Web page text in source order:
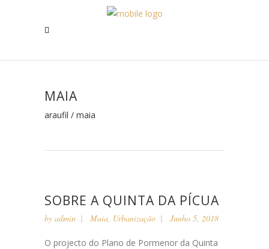
MAIA
araufil / maia
SOBRE A QUINTA DA PÍCUA
by admin Maia, Urbanização Junho 5, 2018
O projecto do Plano de Pormenor da Quinta